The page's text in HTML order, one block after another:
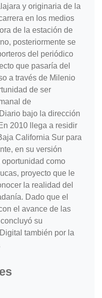
y originaria de la
en los medios
de la estación de
posteriormente se
del periódico
que pasaría del
a través de Milenio
de ser
de
bajo la dirección
2010 llega a residir
California Sur para
en su versión
como
proyecto que le
la realidad del
Dado que el
el avance de las
su
también por la